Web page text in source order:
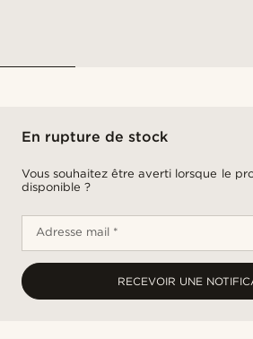
En rupture de stock
Vous souhaitez être averti lorsque le
disponible ?
Adresse mail *
RECEVOIR UNE